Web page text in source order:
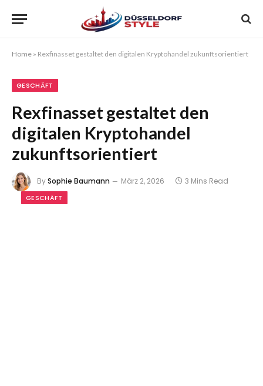
Home » Rexfinasset gestaltet den digitalen Kryptohandel zukunftsorientiert
GESCHÄFT
Rexfinasset gestaltet den
digitalen Kryptohandel
zukunftsorientiert
BySophie Baumann März 2, 2026 3 Mins Read
GESCHÄFT